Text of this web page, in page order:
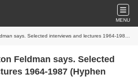
MENU
Selected interviews and lectures 1964-1987 (Hyphen Press - 2006)
Feldman says. Selected
1964-1987 (Hyphen